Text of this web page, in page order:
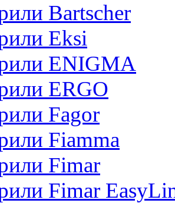
Bartscher
Eksi
ENIGMA
ERGO
Fagor
Fiamma
Fimar
Fimar